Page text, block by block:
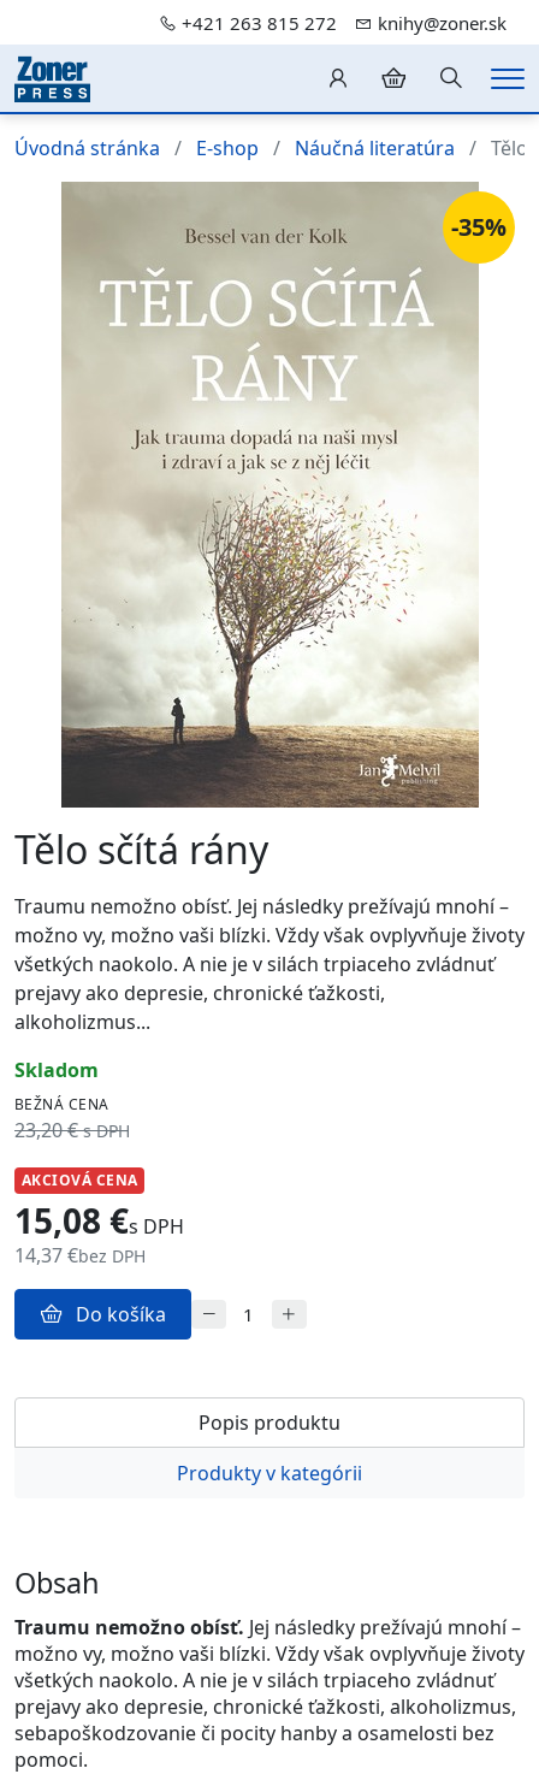
+421 263 815 272 knihy@zoner.sk
Hledání
Úvodná stránka E-shop Náučná literatúra Tělo
-35%
Tělo sčítá rány
Traumu nemožno obísť. Jej následky prežívajú mnohí –
možno vy, možno vaši blízki. Vždy však ovplyvňuje životy
všetkých naokolo. A nie je v silách trpiaceho zvládnuť
prejavy ako depresie, chronické ťažkosti,
alkoholizmus...
skladom
BEŽNÁ CENA
23,20 € s DPH
AKCIOVÁ CENA
15,08 €s DPH
14,37 €bez DPH
Do košíka
Popis produktu
Produkty v kategórii
Obsah
Traumu nemožno obísť. Jej následky prežívajú mnohí –
možno vy, možno vaši blízki. Vždy však ovplyvňuje životy
všetkých naokolo. A nie je v silách trpiaceho zvládnuť
prejavy ako depresie, chronické ťažkosti, alkoholizmus,
sebapoškodzovanie či pocity hanby a osamelosti bez
pomoci.